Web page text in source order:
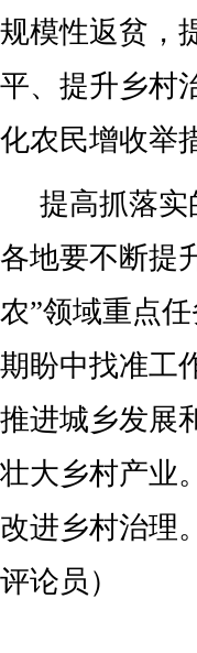
规模性返贫，
平、提升乡村
化农民增收举
提高抓落
各地要不断提
农”领域重点
期盼中找准工
推进城乡发展
壮大乡村产业
改进乡村治理
评论员）